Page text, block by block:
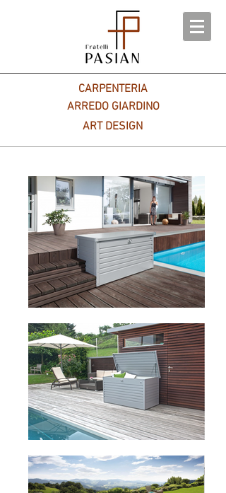
CARPENTERIA
ARREDO GIARDINO
ART DESIGN